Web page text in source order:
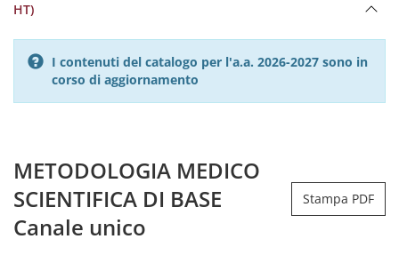
HT)
I contenuti del catalogo per l'a.a. 2026-2027 sono in
corso di aggiornamento
METODOLOGIA MEDICO
SCIENTIFICA DI BASE
Canale unico
Stampa PDF